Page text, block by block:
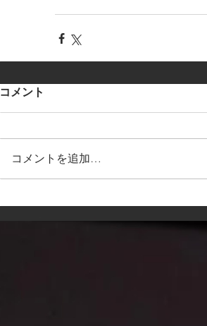
コメント
コメントを追加…